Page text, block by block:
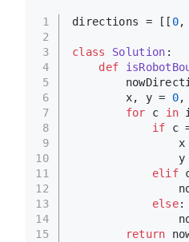
1
2
3
4
5
6
7
8
9
10
11
12
13
14
15
directions = [[ 0,
class Solution :
def
        x, y =
0,
for c in
if c
elif
else:
return